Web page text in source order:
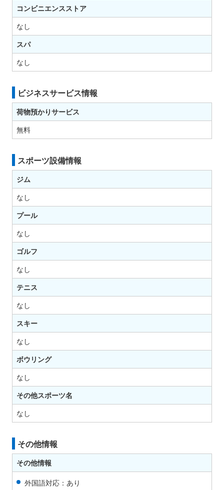
コンビニエンスストア
なし
スパ
なし
ビジネスサービス情報
荷物預かりサービス
無料
スポーツ設備情報
ジム
なし
プール
なし
ゴルフ
なし
テニス
なし
スキー
なし
ボウリング
なし
その他スポーツ名
なし
その他情報
その他情報
外国語対応：あり